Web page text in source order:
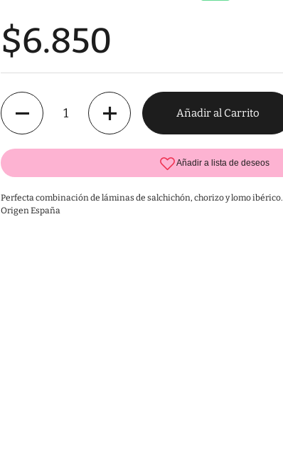
$6.850
Cantidad
Añadir al Carrito
Perfecta combinación de láminas de salchichón, chorizo y lomo ibérico.
Origen España